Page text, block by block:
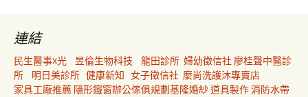
連結
民生醫事X光 昱倫生物科技 龍田診所 婦幼徵信社 廖桂聲中醫診
所
明日美診所 健康新知 女子徵信社 麼尚洗護沐專賣店
家具工廠推薦 隱形鐵窗辦公傢俱規劃基隆婚紗道具製作消防水帶